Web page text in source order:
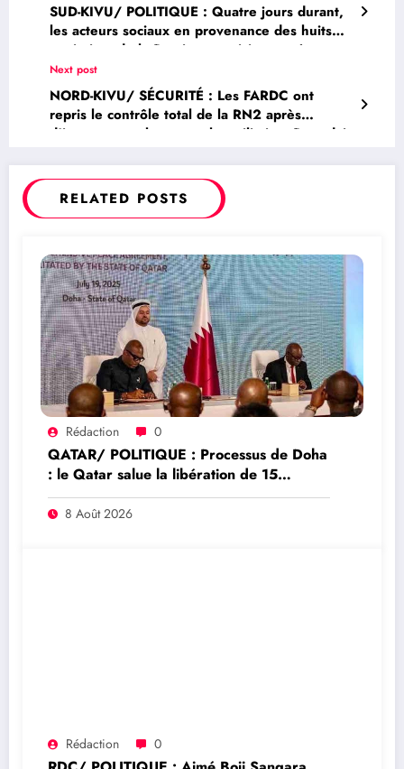
SUD-KIVU/ POLITIQUE : Quatre jours durant,
les acteurs sociaux en provenance des huits
territoires de la Province participeront à
l’élaboration du plan opérationnel Provinciale
du P-DDRCS
Next post
NORD-KIVU/ SÉCURITÉ : Les FARDC ont
repris le contrôle total de la RN2 après
d’intenses combats avec les militaires Rwandais
RELATED POSTS
Rédaction 0
QATAR/ POLITIQUE : Processus de Doha
: le Qatar salue la libération de 15
détenus et leur transfert à l’AFC/M23
8 Août 2026
Rédaction 0